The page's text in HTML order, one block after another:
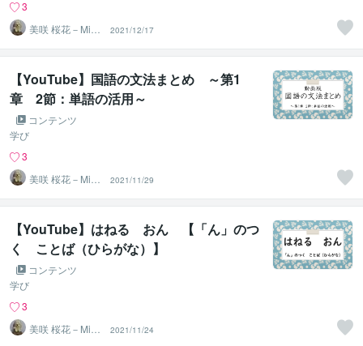
3
美咲 桜花－Misa
ki Ohka－
2021/12/17
【YouTube】国語の文法まとめ ～第1
章 2節：単語の活用～
コンテンツ
学び
3
美咲 桜花－Misa
ki Ohka－
2021/11/29
【YouTube】はねる おん 【「ん」のつ
く ことば（ひらがな）】
コンテンツ
学び
3
美咲 桜花－Misa
ki Ohka－
2021/11/24